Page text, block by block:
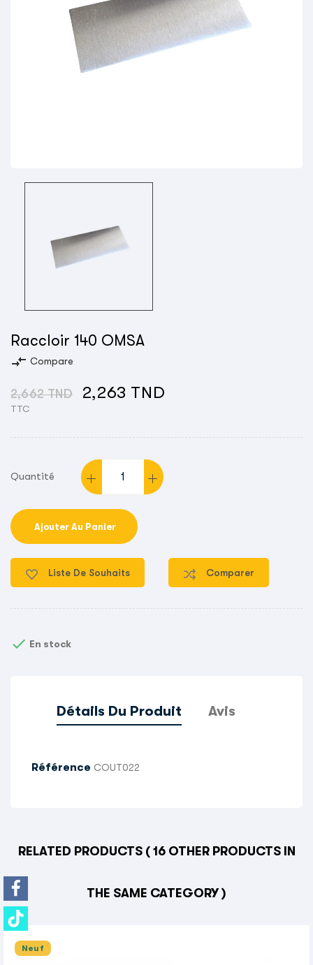
Raccloir 140 OMSA
compare_arrows Compare
2,662 TND 2,263 TND
TTC
Quantité
Ajouter Au Panier
Liste De Souhaits Comparer
 En stock
Détails Du Produit Avis
Référence COUT022
RELATED PRODUCTS ( 16 OTHER PRODUCTS IN
THE SAME CATEGORY )
Neuf